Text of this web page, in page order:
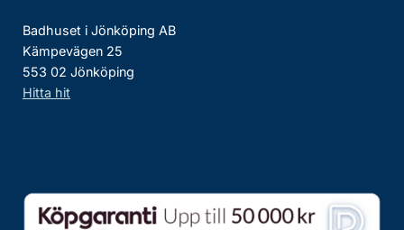
Badhuset i Jönköping AB
Kämpevägen 25
553 02 Jönköping
Hitta hit